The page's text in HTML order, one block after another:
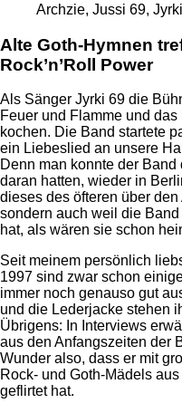
Archzie, Jussi 69,
Alte Goth-Hymnen
Rock’n’Roll Power
Als Sänger Jyrki 69 die
Feuer und Flamme und
kochen. Die Band startete
ein Liebeslied an unsere
Denn man konnte der
daran hatten, wieder in
dieses des öfteren über
sondern auch weil die
hat, als wären sie schon
Seit meinem persönlich
1997 sind zwar schon
immer noch genauso gut
und die Lederjacke stehen
Übrigens: In Interviews
aus den Anfangszeiten der
Wunder also, dass er mit
Rock- und Goth-Mädels
geflirtet hat.